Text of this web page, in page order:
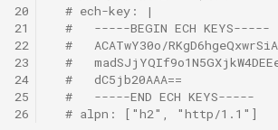
ShadowsocksR
Snell
VMess
20
21
22
23
24
25
26
# ech-key: |
#   -----BEGIN ECH KEYS-----
#   ACATwY30o/
#
#   dC5jb20AAA==
#   -----END ECH KEYS-----
# alpn: ["h2", "http/1.1"]